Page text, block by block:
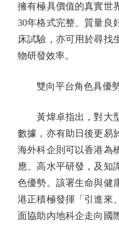
擁有極具價值的真實世
30年格式完整、質量良
床試驗，亦可用於尋找
物研發效率。
雙向平台角色具優
黃煒卓指出，對大型
數據，亦有助日後更易
海外科企則可以香港為
應、高水平研發，及知
色優勢。該署生命與健
港正積極發揮「引進來
面協助內地科企走向國